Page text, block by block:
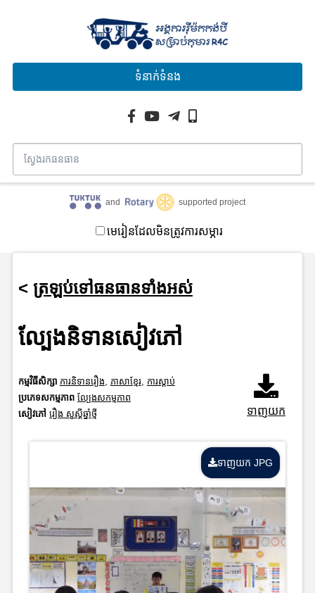
ទំនាក់ទំនង
and supported project
មេរៀនដែលមិនត្រូវការសម្ភារ
< ត្រឡប់ទៅធនធានទាំងអស់
ល្បែងនិទានសៀវភៅ
ទាញយក
កម្មវិធីសិក្សា ការនិទានរឿង ភាសាខ្មែរ, ការស្តាប់
ប្រភេទសកម្មភាព ល្បែងសកម្មភាព
សៀវភៅ រឿង សួស្តីឆ្នាំថ្មី
ទាញយក JPG